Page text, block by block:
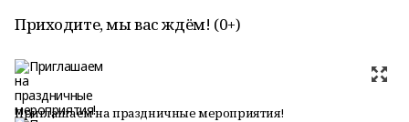
Приходите, мы вас ждём! (0+)
Приглашаем на праздничные мероприятия!